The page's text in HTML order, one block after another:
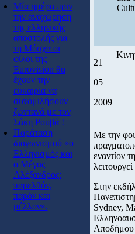
Μία ημέρα πριν
την αναχώρηση
της ελληνικής
αποστολής για
τη Μόσχα οι
φίλοι της
Eurovision θα
έχουν την
ευκαιρία να
συνομιλήσουν
ζωντανά με τον
Σάκη Ρουβά !
Παράταση
διαγωνισμού «ο
Ελληνισμός και
ο Μέγας
Αλέξανδρος:
παρελθόν,
παρόν και
μέλλον».
21
05
2009
Με την
εναντίον
λειτουργεί
Στην
Sydney,
Αποδήμου